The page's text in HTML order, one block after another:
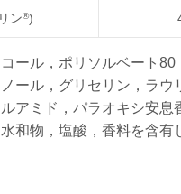
ン®)
ール，ポリソルベート80
ール，グリセリン，ラウ
アミド，パラオキシ安息
和物，塩酸，香料を含有